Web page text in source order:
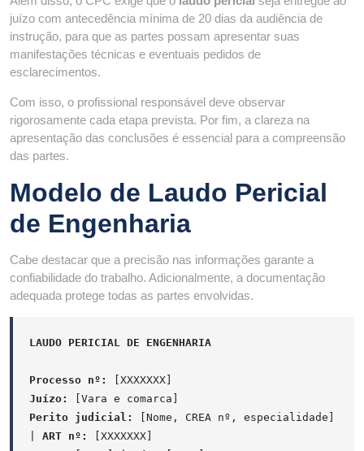
juízo com antecedência mínima de 20 dias da audiência de
instrução, para que as partes possam apresentar suas
manifestações técnicas e eventuais pedidos de
esclarecimentos.
Com isso, o profissional responsável deve observar
rigorosamente cada etapa prevista. Por fim, a clareza na
apresentação das conclusões é essencial para a compreensão
das partes.
Modelo de Laudo Pericial
de Engenharia
Cabe destacar que a precisão nas informações garante a
confiabilidade do trabalho. Adicionalmente, a documentação
adequada protege todas as partes envolvidas.
LAUDO PERICIAL DE ENGENHARIA
Processo nº:
[XXXXXXX]
Juízo:
[Vara e comarca]
Perito judicial:
[Nome, CREA nº, especialidade]
ART nº:
[XXXXXXX]